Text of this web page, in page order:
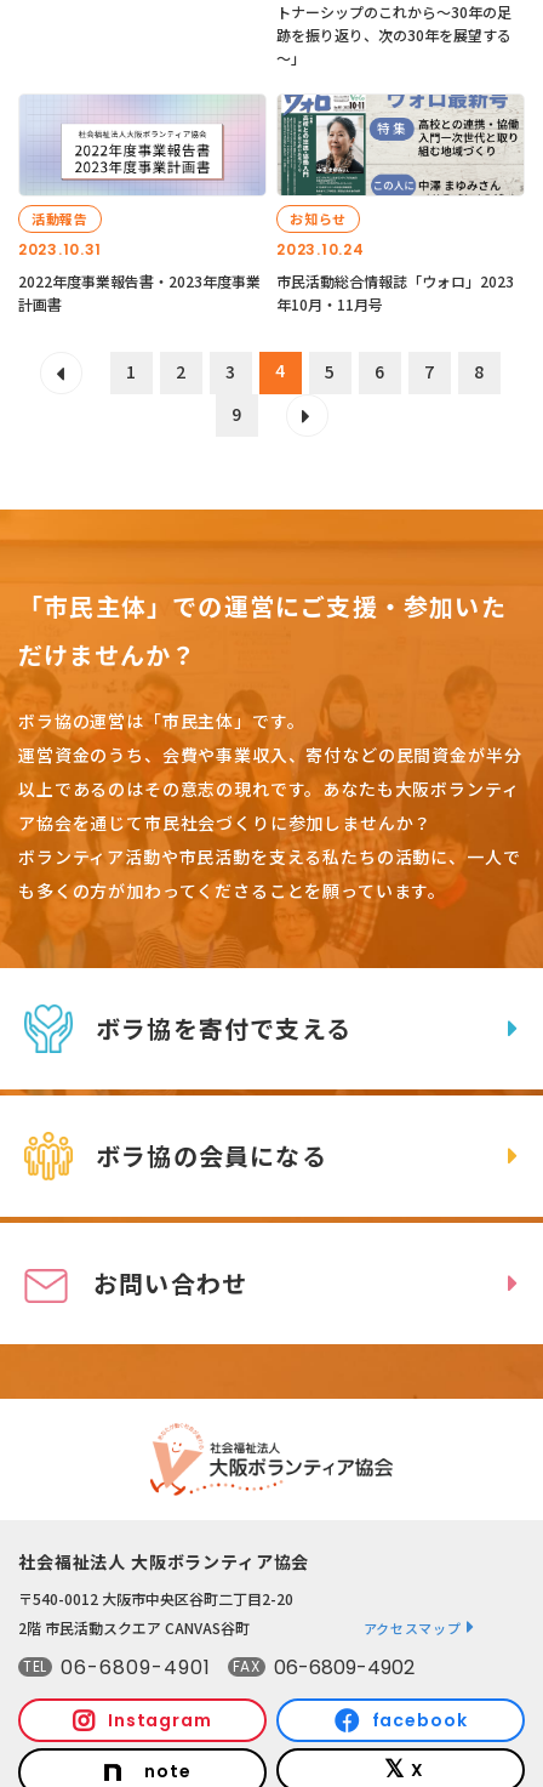
トナーシップのこれから～30年の足
跡を振り返り、次の30年を展望する
～」
2023.10.31
活動報告
2022年度事業報告書・2023年度事業
計画書
2023.10.24
お知らせ
市民活動総合情報誌「ウォロ」2023
年10月・11月号
1 2 3 4 5 6 7
8
9
「市民主体」での運営にご支援・参加いた
だけませんか？
ボラ協の運営は「市民主体」です。
運営資金のうち、会費や事業収入、寄付などの民間資金が半分
以上であるのはその意志の現れです。 あなたも大阪ボランティ
ア協会を通じて市民社会づくりに参加しませんか？
ボランティア活動や市民活動を支える私たちの活動に、一人で
も多くの方が加わってくださることを願っています。
ボラ協を寄付で支える
ボラ協の会員になる
お問い合わせ
社会福祉法人 大阪ボランティア協会
〒540-0012 大阪市中央区谷町二丁目2-20
2階 市民活動スクエア CANVAS谷町
アクセスマップ
TEL 06-6809-4901 FAX 06-6809-4902
Instagram facebook
note X